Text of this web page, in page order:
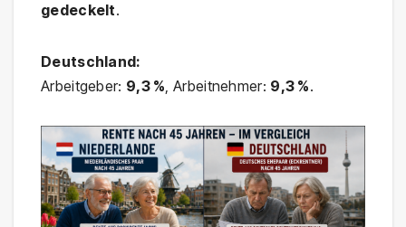
gedeckelt.
Deutschland:
Arbeitgeber: 9,3 %, Arbeitnehmer: 9,3 %.